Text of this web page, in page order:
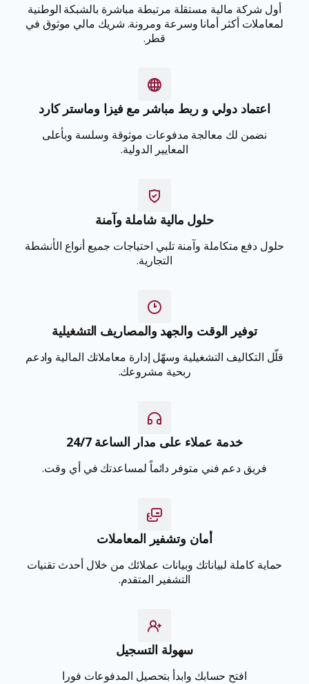
أول شركة مالية مستقلة مرتبطة مباشرة بالشبكة الوطنية
لمعاملات أكثر أمانا وسرعة ومرونة. شريك مالي موثوق في
قطر.
اعتماد دولي و ربط مباشر مع فيزا وماستر كارد
نضمن لك معالجة مدفوعات موثوقة وسلسة وبأعلى
المعايير الدولية.
حلول مالية شاملة وآمنة
حلول دفع متكاملة وآمنة تلبي احتياجات جميع أنواع الأنشطة
التجارية.
توفير الوقت والجهد والمصاريف التشغيلية
قلّل التكاليف التشغيلية وسهّل إدارة معاملاتك المالية وادعم
ربحية مشروعك.
خدمة عملاء على مدار الساعة 24/7
فريق دعم فني متوفر دائماً لمساعدتك في أي وقت.
أمان وتشفير المعاملات
حماية كاملة لبياناتك وبيانات عملائك من خلال أحدث تقنيات
التشفير المتقدم.
سهولة التسجيل
افتح حسابك وابدأ بتحصيل المدفوعات فورا